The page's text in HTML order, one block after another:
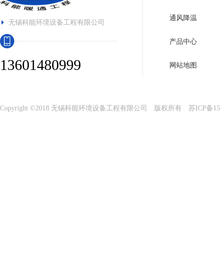
无锡科能环境设备工程有限公司
13601480999
通风降温
产品中心
网站地图
Copyright ©2018 无锡科能环境设备工程有限公司 版权所有 苏ICP备